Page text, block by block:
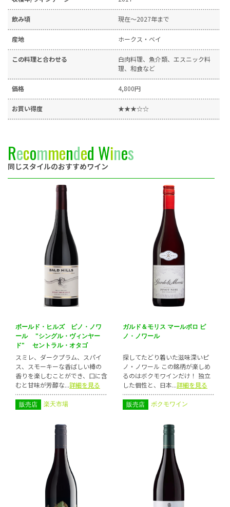
飲み頃 現在～2027年まで
産地 ホークス・ベイ
この料理と合わせる
白肉料理、魚介類、エスニック料
理、和食など
価格 4,800円
お買い得度 ★★★☆☆
Recommended Wines
同じスタイルのおすすめワイン
ボールド・ヒルズ ピノ・ノワ
ール "シングル・ヴィンヤー
ド" セントラル・オタゴ
スミレ、ダークプラム、スパイ
ス、スモーキーな香ばしい樽の
香りを楽しむことができ、口に含
むと甘味が芳醇な...詳細を見る
販売店 楽天市場
ガルド＆モリス マールボロ ピ
ノ・ノワール
探してたどり着いた滋味深いピ
ノ・ノワール この銘柄が楽しめ
るのはボクモワインだけ！ 独立
した個性と、日本...詳細を見る
販売店 ボクモワイン